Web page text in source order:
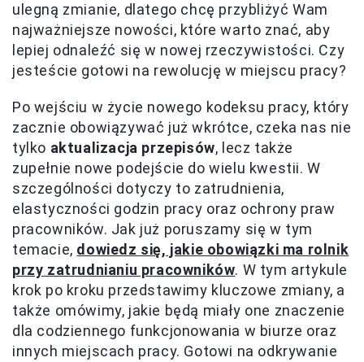
ulegną zmianie, dlatego chcę przybliżyć Wam
najważniejsze nowości, które warto znać, aby
lepiej odnaleźć się w nowej rzeczywistości. Czy
jesteście gotowi na rewolucję w miejscu pracy?
Po wejściu w życie nowego kodeksu pracy, który
zacznie obowiązywać już wkrótce, czeka nas nie
tylko aktualizacja przepisów, lecz także
zupełnie nowe podejście do wielu kwestii. W
szczególności dotyczy to zatrudnienia,
elastyczności godzin pracy oraz ochrony praw
pracowników. Jak już poruszamy się w tym
temacie, dowiedz się, jakie obowiązki ma rolnik
przy zatrudnianiu pracowników. W tym artykule
krok po kroku przedstawimy kluczowe zmiany, a
także omówimy, jakie będą miały one znaczenie
dla codziennego funkcjonowania w biurze oraz
innych miejscach pracy. Gotowi na odkrywanie